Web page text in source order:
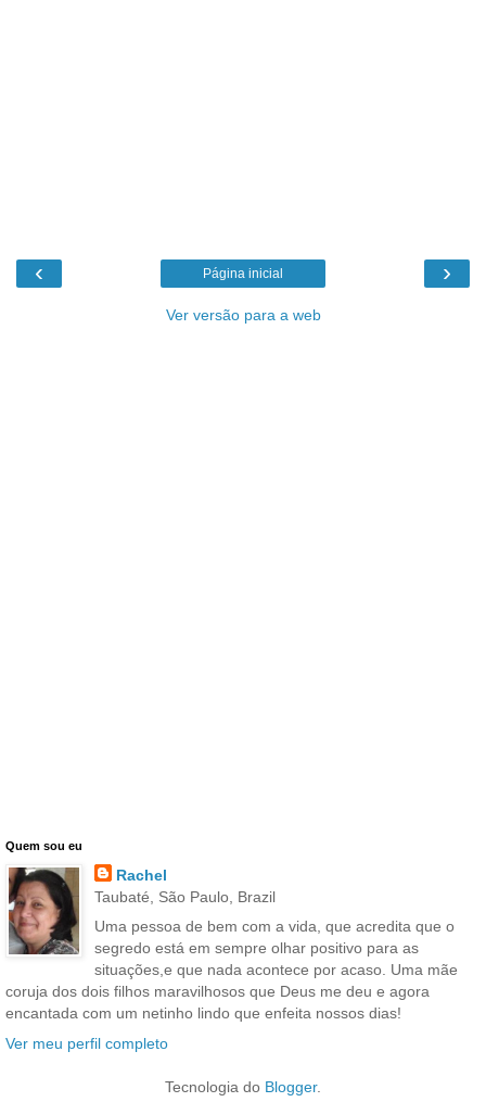
‹ ›
Página inicial
Ver versão para a web
Quem sou eu
Rachel
Taubaté, São Paulo, Brazil
Uma pessoa de bem com a vida, que acredita que o
segredo está em sempre olhar positivo para as
situações,e que nada acontece por acaso. Uma mãe
coruja dos dois filhos maravilhosos que Deus me deu e agora
encantada com um netinho lindo que enfeita nossos dias!
Ver meu perfil completo
Tecnologia do Blogger.